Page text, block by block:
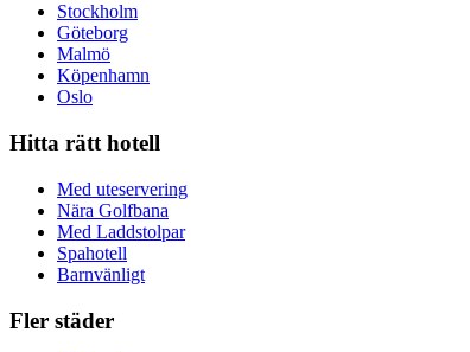
Stockholm
Göteborg
Malmö
Köpenhamn
Oslo
Hitta rätt hotell
Med uteservering
Nära Golfbana
Med Laddstolpar
Spahotell
Barnvänligt
Fler städer